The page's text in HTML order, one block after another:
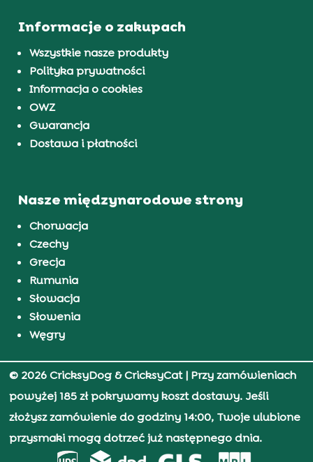
Informacje o zakupach
Wszystkie nasze produkty
Polityka prywatności
Informacja o cookies
OWZ
Gwarancja
Dostawa i płatności
Nasze międzynarodowe strony
Chorwacja
Czechy
Grecja
Rumunia
Słowacja
Słowenia
Węgry
© 2026 CricksyDog & CricksyCat| Przy zamówieniach
powyżej 185 zł pokrywamy koszt dostawy. Jeśli
złożysz zamówienie do godziny 14:00, Twoje ulubione
przysmaki mogą dotrzeć już następnego dnia.